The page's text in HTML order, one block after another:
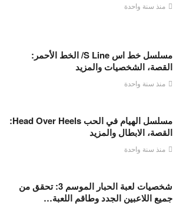
منذ سنة واحدة
مسلسل خط اس S Line/ الخط الأحمر:
القصة، الشخصيات والمزيد
منذ سنة واحدة
مسلسل الهيام في الحب Head Over Heels:
القصة، الابطال والمزيد
منذ سنة واحدة
شخصيات لعبة الحبار الموسم 3: تحقق من
جميع اللاعبين الجدد وطاقم اللعبة…